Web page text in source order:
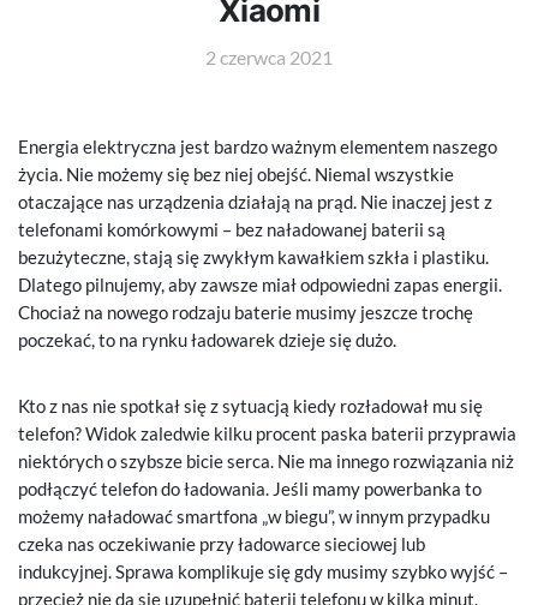
Xiaomi
2 czerwca 2021
Energia elektryczna jest bardzo ważnym elementem naszego
życia. Nie możemy się bez niej obejść. Niemal wszystkie
otaczające nas urządzenia działają na prąd. Nie inaczej jest z
telefonami komórkowymi – bez naładowanej baterii są
bezużyteczne, stają się zwykłym kawałkiem szkła i plastiku.
Dlatego pilnujemy, aby zawsze miał odpowiedni zapas energii.
Chociaż na nowego rodzaju baterie musimy jeszcze trochę
poczekać, to na rynku ładowarek dzieje się dużo.
Kto z nas nie spotkał się z sytuacją kiedy rozładował mu się
telefon? Widok zaledwie kilku procent paska baterii przyprawia
niektórych o szybsze bicie serca. Nie ma innego rozwiązania niż
podłączyć telefon do ładowania. Jeśli mamy powerbanka to
możemy naładować smartfona „w biegu”, w innym przypadku
czeka nas oczekiwanie przy ładowarce sieciowej lub
indukcyjnej. Sprawa komplikuje się gdy musimy szybko wyjść –
przecież nie da się uzupełnić baterii telefonu w kilka minut.